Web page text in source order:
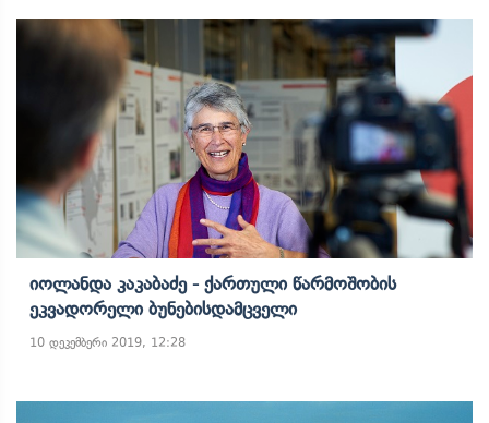
Იოლანდა Კაკაბაძე - Ქართული Წარმოშობის
Ეკვადორელი Ბუნებისდამცველი
10 დეკემბერი 2019, 12:28